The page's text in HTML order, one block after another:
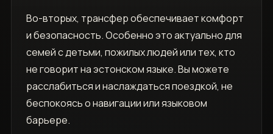
Во-вторых‚ трансфер обеспечивает комфорт
и безопасность. Особенно это актуально для
семей с детьми‚ пожилых людей или тех‚ кто
не говорит на эстонском языке. Вы можете
расслабиться и наслаждаться поездкой‚ не
беспокоясь о навигации или языковом
барьере.